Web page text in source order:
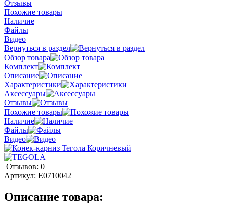
Отзывы
Похожие товары
Наличие
Файлы
Видео
Вернуться в раздел
Обзор товара
Комплект
Описание
Характеристики
Аксессуары
Отзывы
Похожие товары
Наличие
Файлы
Видео
Отзывов: 0
Артикул: E0710042
Описание товара: